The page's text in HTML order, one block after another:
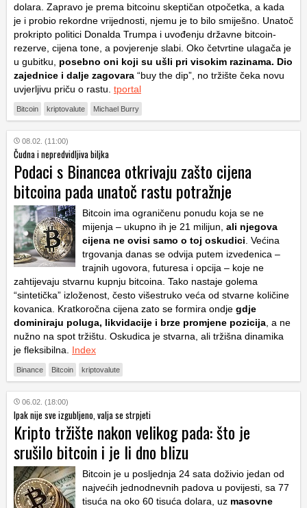
dolara. Zapravo je prema bitcoinu skeptičan otpočetka, a kada
je i probio rekordne vrijednosti, njemu je to bilo smiješno. Unatoč
prokripto politici Donalda Trumpa i uvođenju državne bitcoin-
rezerve, cijena tone, a povjerenje slabi. Oko četvrtine ulagača je
u gubitku, posebno oni koji su ušli pri visokim razinama. Dio
zajednice i dalje zagovara “buy the dip”, no tržište čeka novu
uvjerljivu priču o rastu. tportal
Bitcoin kriptovalute Michael Burry
08.02. (11:00)
Čudna i nepredvidljiva biljka
Podaci s Binancea otkrivaju zašto cijena
bitcoina pada unatoč rastu potražnje
Bitcoin ima ograničenu ponudu koja se ne
mijenja – ukupno ih je 21 milijun, ali njegova
cijena ne ovisi samo o toj oskudici . Većina
trgovanja danas se odvija putem izvedenica –
trajnih ugovora, futuresa i opcija – koje ne
zahtijevaju stvarnu kupnju bitcoina. Tako nastaje golema
“sintetička” izloženost, često višestruko veća od stvarne količine
kovanica. Kratkoročna cijena zato se formira ondje gdje
dominiraju poluga, likvidacije i brze promjene pozicija , a ne
nužno na spot tržištu. Oskudica je stvarna, ali tržišna dinamika
je fleksibilna. Index
Binance Bitcoin kriptovalute
06.02. (18:00)
Ipak nije sve izgubljeno, valja se strpjeti
Kripto tržište nakon velikog pada: što je
srušilo bitcoin i je li dno blizu
Bitcoin je u posljednja 24 sata doživio jedan od
najvećih jednodnevnih padova u povijesti, sa 77
tisuća na oko 60 tisuća dolara, uz masovne